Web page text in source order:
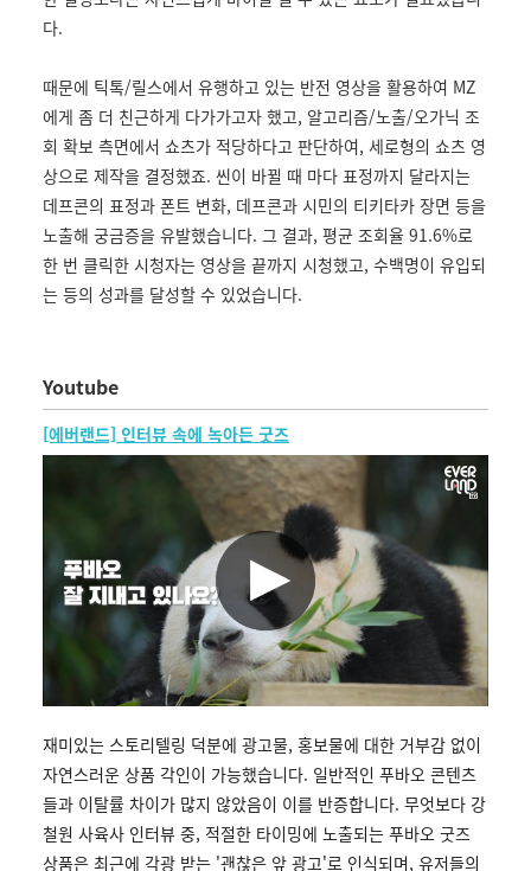
다.
때문에 틱톡/릴스에서 유행하고 있는 반전 영상을 활용하여 MZ
에게 좀 더 친근하게 다가가고자 했고, 알고리즘/노출/오가닉 조
회 확보 측면에서 쇼츠가 적당하다고 판단하여, 세로형의 쇼츠 영
상으로 제작을 결정했죠. 씬이 바뀔 때 마다 표정까지 달라지는
데프콘의 표정과 폰트 변화, 데프콘과 시민의 티키타카 장면 등을
노출해 궁금증을 유발했습니다. 그 결과, 평균 조회율 91.6%로
한 번 클릭한 시청자는 영상을 끝까지 시청했고, 수백명이 유입되
는 등의 성과를 달성할 수 있었습니다.
Youtube
[에버랜드] 인터뷰 속에 녹아든 굿즈
재미있는 스토리텔링 덕분에 광고물, 홍보물에 대한 거부감 없이
자연스러운 상품 각인이 가능했습니다. 일반적인 푸바오 콘텐츠
들과 이탈률 차이가 많지 않았음이 이를 반증합니다. 무엇보다 강
철원 사육사 인터뷰 중, 적절한 타이밍에 노출되는 푸바오 굿즈
상품은 최근에 각광 받는 '괜찮은 앞 광고'로 인식되며, 유저들의